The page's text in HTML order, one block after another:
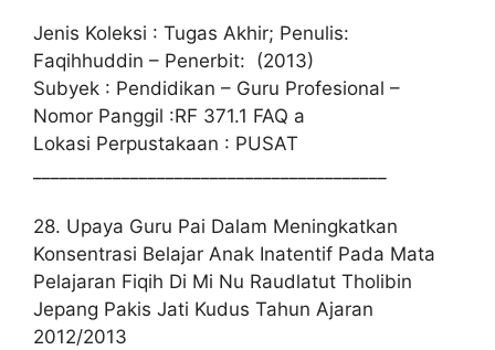
Jenis Koleksi : Tugas Akhir; Penulis:
Faqihhuddin – Penerbit: (2013)
Subyek : Pendidikan – Guru Profesional –
Nomor Panggil :RF 371.1 FAQ a
Lokasi Perpustakaan : PUSAT
28. Upaya Guru Pai Dalam Meningkatkan
Konsentrasi Belajar Anak Inatentif Pada Mata
Pelajaran Fiqih Di Mi Nu Raudlatut Tholibin
Jepang Pakis Jati Kudus Tahun Ajaran
2012/2013